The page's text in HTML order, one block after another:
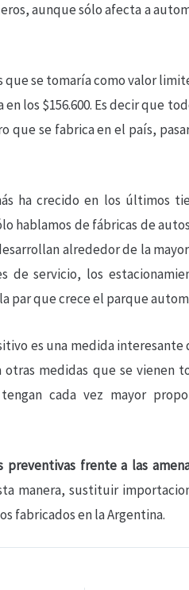
aunque sólo afecta a
que se tomaría como valor
los $156.600. Es decir que
que se fabrica en el país,
ha crecido en los últimos
hablamos de fábricas de
alrededor de la
de servicio, los
par que crece el parque
es una medida
medidas que se vienen
cada vez mayor
preventivas frente a las
manera, sustituir
fabricados en la Argentina.